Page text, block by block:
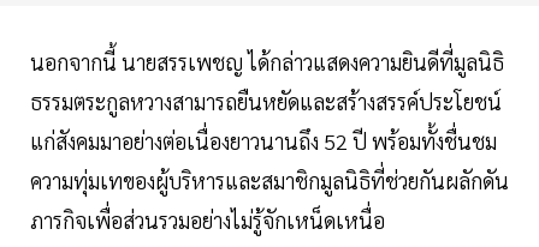
นอกจากนี้ นายสรรเพชญ ได้กล่าวแสดงความยินดีที่มูลนิธิ
ธรรมตระกูลหวางสามารถยืนหยัดและสร้างสรรค์ประโยชน์
แก่สังคมมาอย่างต่อเนื่องยาวนานถึง 52 ปี พร้อมทั้งชื่นชม
ความทุ่มเทของผู้บริหารและสมาชิกมูลนิธิที่ช่วยกันผลักดัน
ภารกิจเพื่อส่วนรวมอย่างไม่รู้จักเหน็ดเหนื่อ